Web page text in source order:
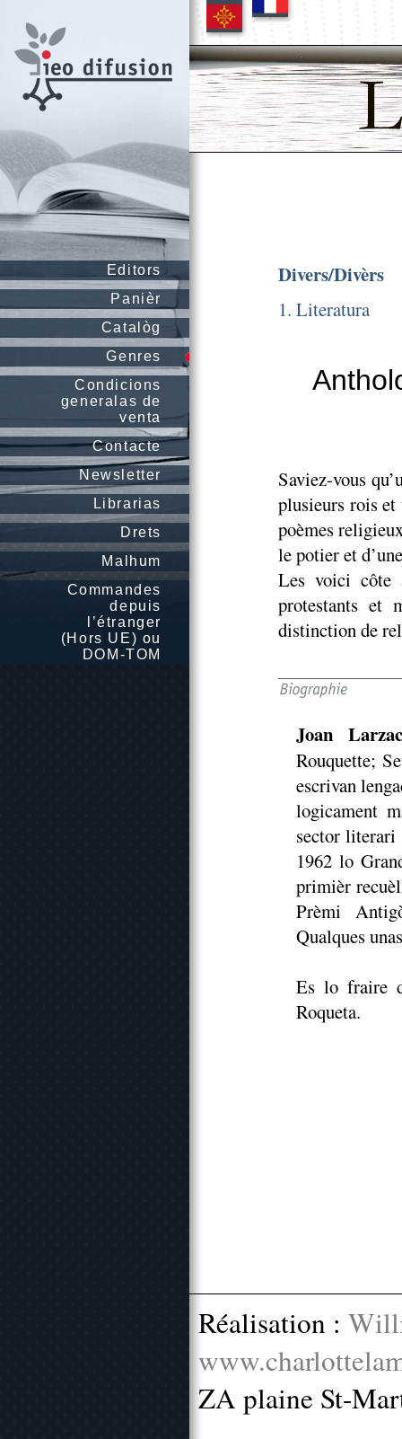
Editors
Panièr
Catalòg
Genres
Condicions
generalas de
venta
Contacte
Newsletter
Librarias
Drets
Malhum
Commandes
depuis
l’étranger
(Hors UE) ou
DOM-TOM
Divers/Divèrs
1. Literatura
Saviez-vous
plusieurs rois
poèmes
le potier et
Les voici côte
protestants et
distinction de
Joan
Rouquette;
escrivan
logicament
sector literari
1962 lo
primièr
Prèmi
Qualques
Es lo fraire
Roqueta.
Réalisation :
ZA plaine St-